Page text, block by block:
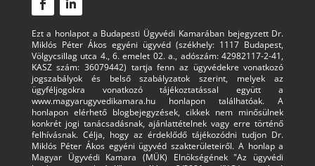
Ezt a honlapot a Budapesti Ügyvédi Kamarában bejegyzett Dr.
Miklós Péter Ákos egyéni ügyvéd (székhely: 1117 Budapest,
Völgycsillag utca 4., 6. emelet 02. a., adószám: 42982117-2-41,
KASZ szám: 36079442) tartja fenn az ügyvédekre vonatkozó
jogszabályok és belső szabályzatok szerint, melyek az
ügyféljogokra vonatkozó tájékoztatással együtt a
www.magyarugyvedikamara.hu honlapon találhatóak. A
honlapon elérhető blogbejegyzések, cikkek nem minősülnek
konkrét jogi tanácsadásnak, ajánlattételnek vagy erre történő
felhívásnak. Célja, hogy az érdeklődő tájékozódni tudjon Dr.
Miklós Péter Ákos egyéni ügyvéd szakterületeiről. A honlap a
Magyar Ügyvédi Kamara (MÜK) Elnökségének "Az ügyvédi